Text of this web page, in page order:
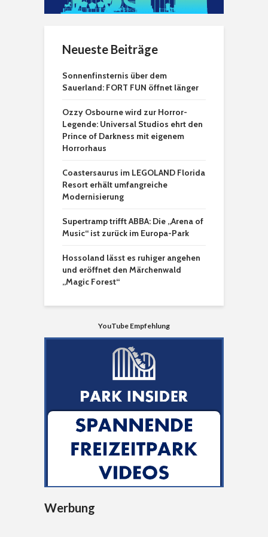
Neueste Beiträge
Sonnenfinsternis über dem
Sauerland: FORT FUN öffnet länger
Ozzy Osbourne wird zur Horror-
Legende: Universal Studios ehrt den
Prince of Darkness mit eigenem
Horrorhaus
Coastersaurus im LEGOLAND Florida
Resort erhält umfangreiche
Modernisierung
Supertramp trifft ABBA: Die „Arena of
Music“ ist zurück im Europa-Park
Hossoland lässt es ruhiger angehen
und eröffnet den Märchenwald
„Magic Forest“
YouTube Empfehlung
Werbung